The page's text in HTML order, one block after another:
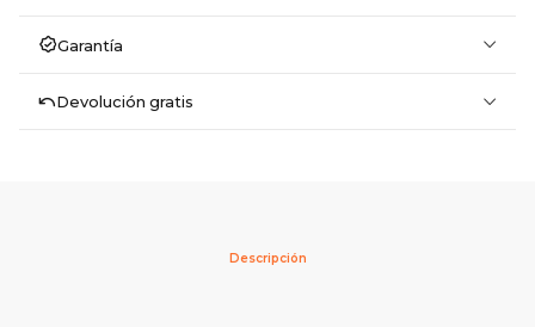
Garantía
Devolución gratis
Descripción